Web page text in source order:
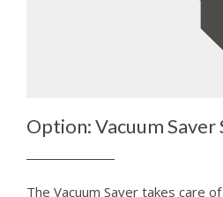
Option: Vacuum Saver
The Vacuum Saver takes care